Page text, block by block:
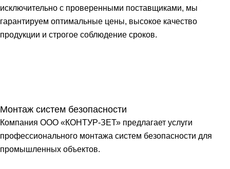
исключительно с проверенными поставщиками, мы
гарантируем оптимальные цены, высокое качество
продукции и строгое соблюдение сроков.
Монтаж систем безопасности
Компания ООО «КОНТУР-ЗЕТ» предлагает услуги
профессионального монтажа систем безопасности для
промышленных объектов.